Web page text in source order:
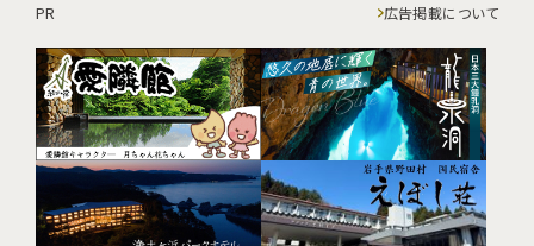
PR 広告掲載について